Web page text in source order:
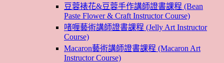
豆蓉裱花&豆蓉手作講師證書課程 (Bean
Paste Flower & Craft Instructor Course)
啫喱藝術講師證書課程 (Jelly Art Instructor
Course)
Macaron藝術講師證書課程 (Macaron Art
Instructor Course)